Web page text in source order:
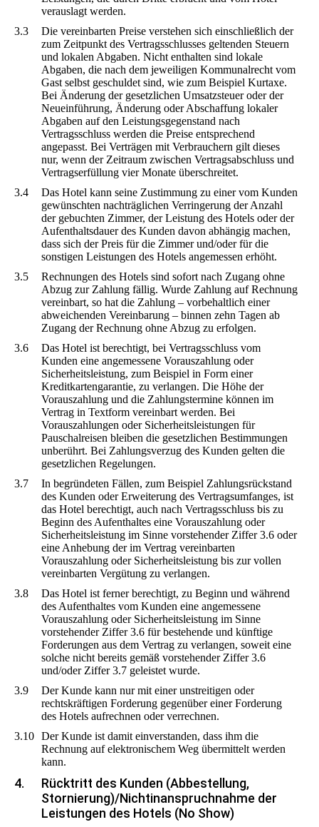
verauslagt werden.
3.3
Die vereinbarten Preise verstehen sich einschließlich der
zum Zeitpunkt des Vertragsschlusses geltenden Steuern
und lokalen Abgaben. Nicht enthalten sind lokale
Abgaben, die nach dem jeweiligen Kommunalrecht vom
Gast selbst geschuldet sind, wie zum Beispiel Kurtaxe.
Bei Änderung der gesetzlichen Umsatzsteuer oder der
Neueinführung, Änderung oder Abschaffung lokaler
Abgaben auf den Leistungsgegenstand nach
Vertragsschluss werden die Preise entsprechend
angepasst. Bei Verträgen mit Verbrauchern gilt dieses
nur, wenn der Zeitraum zwischen Vertragsabschluss und
Vertragserfüllung vier Monate überschreitet.
3.4
Das Hotel kann seine Zustimmung zu einer vom Kunden
gewünschten nachträglichen Verringerung der Anzahl
der gebuchten Zimmer, der Leistung des Hotels oder der
Aufenthaltsdauer des Kunden davon abhängig machen,
dass sich der Preis für die Zimmer und/oder für die
sonstigen Leistungen des Hotels angemessen erhöht.
3.5
Rechnungen des Hotels sind sofort nach Zugang ohne
Abzug zur Zahlung fällig. Wurde Zahlung auf Rechnung
vereinbart, so hat die Zahlung – vorbehaltlich einer
abweichenden Vereinbarung – binnen zehn Tagen ab
Zugang der Rechnung ohne Abzug zu erfolgen.
3.6
Das Hotel ist berechtigt, bei Vertragsschluss vom
Kunden eine angemessene Vorauszahlung oder
Sicherheitsleistung, zum Beispiel in Form einer
Kreditkartengarantie, zu verlangen. Die Höhe der
Vorauszahlung und die Zahlungstermine können im
Vertrag in Textform vereinbart werden. Bei
Vorauszahlungen oder Sicherheitsleistungen für
Pauschalreisen bleiben die gesetzlichen Bestimmungen
unberührt. Bei Zahlungsverzug des Kunden gelten die
gesetzlichen Regelungen.
3.7
In begründeten Fällen, zum Beispiel Zahlungsrückstand
des Kunden oder Erweiterung des Vertragsumfanges, ist
das Hotel berechtigt, auch nach Vertragsschluss bis zu
Beginn des Aufenthaltes eine Vorauszahlung oder
Sicherheitsleistung im Sinne vorstehender Ziffer 3.6 oder
eine Anhebung der im Vertrag vereinbarten
Vorauszahlung oder Sicherheitsleistung bis zur vollen
vereinbarten Vergütung zu verlangen.
3.8
Das Hotel ist ferner berechtigt, zu Beginn und während
des Aufenthaltes vom Kunden eine angemessene
Vorauszahlung oder Sicherheitsleistung im Sinne
vorstehender Ziffer 3.6 für bestehende und künftige
Forderungen aus dem Vertrag zu verlangen, soweit eine
solche nicht bereits gemäß vorstehender Ziffer 3.6
und/oder Ziffer 3.7 geleistet wurde.
3.9
Der Kunde kann nur mit einer unstreitigen oder
rechtskräftigen Forderung gegenüber einer Forderung
des Hotels aufrechnen oder verrechnen.
3.10 Der Kunde ist damit einverstanden, dass ihm die
Rechnung auf elektronischem Weg übermittelt werden
kann.
4.
Rücktritt des Kunden (Abbestellung,
Stornierung)/Nichtinanspruchnahme der
Leistungen des Hotels (No Show)